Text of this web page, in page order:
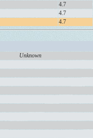
4.7
4.7
4.7
Unknown